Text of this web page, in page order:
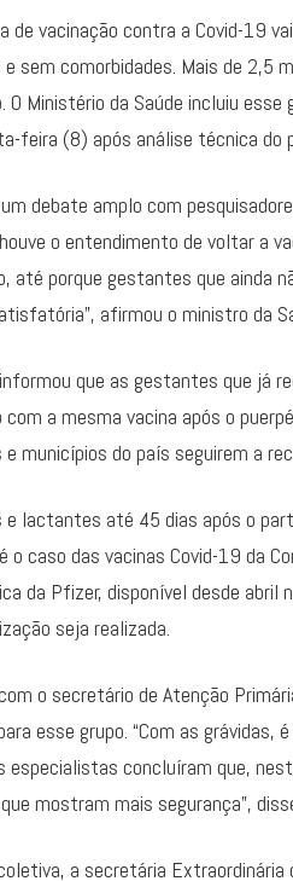
de vacinação contra a Covid-19
sem comorbidades. Mais de 2,5
O Ministério da Saúde incluiu
feira (8) após análise técnica do
debate amplo com
o entendimento de voltar a
até porque gestantes que ainda
afirmou o ministro da
que as gestantes que já
com a mesma vacina após o
municípios do país seguirem a
e lactantes até 45 dias após o
o caso das vacinas Covid-19 da
da Pfizer, disponível desde abril
seja realizada.
o secretário de Atenção
esse grupo. “Com as
especialistas concluíram que,
mostram mais segurança”,
a secretária